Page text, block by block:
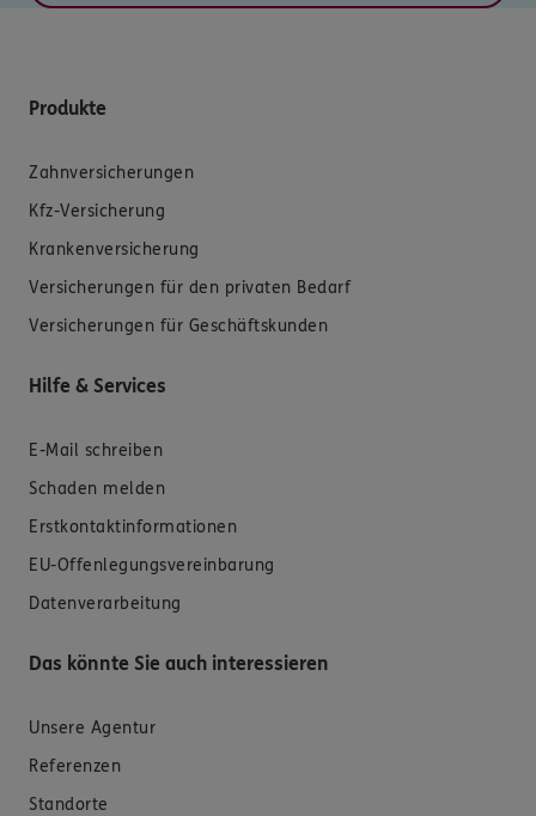
Produkte
Zahnversicherungen
Kfz-Versicherung
Krankenversicherung
Versicherungen für den privaten Bedarf
Versicherungen für Geschäftskunden
Hilfe & Services
E-Mail schreiben
Schaden melden
Erstkontaktinformationen
EU-Offenlegungsvereinbarung
Datenverarbeitung
Das könnte Sie auch interessieren
Unsere Agentur
Referenzen
Standorte